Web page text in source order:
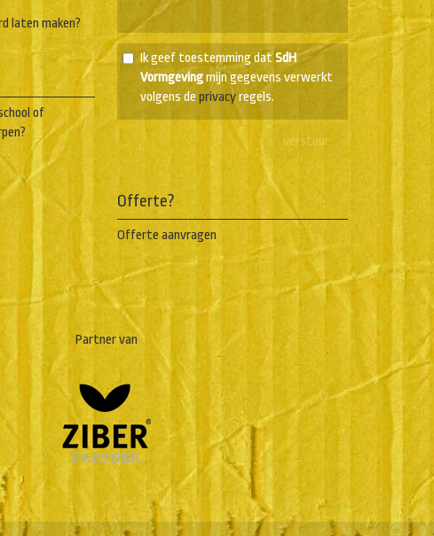
laten maken?
of
Ik geef toestemming datSdH
Vormgevingmijn gegevens verwerkt
volgens de privacyregels.
Offerte?
Offerte aanvragen
Partner van